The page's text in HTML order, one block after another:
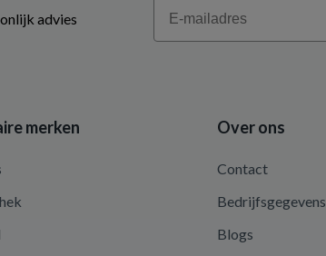
advies
merken Over ons
Contact
Bedrijfsgegevens
Blogs